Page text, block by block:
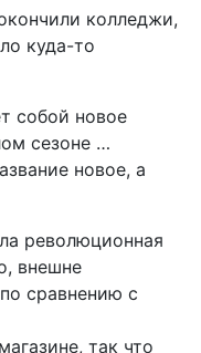
колледжи,
куда-то
собой новое
сезоне …
новое, а
революционная
внешне
сравнению с
так что